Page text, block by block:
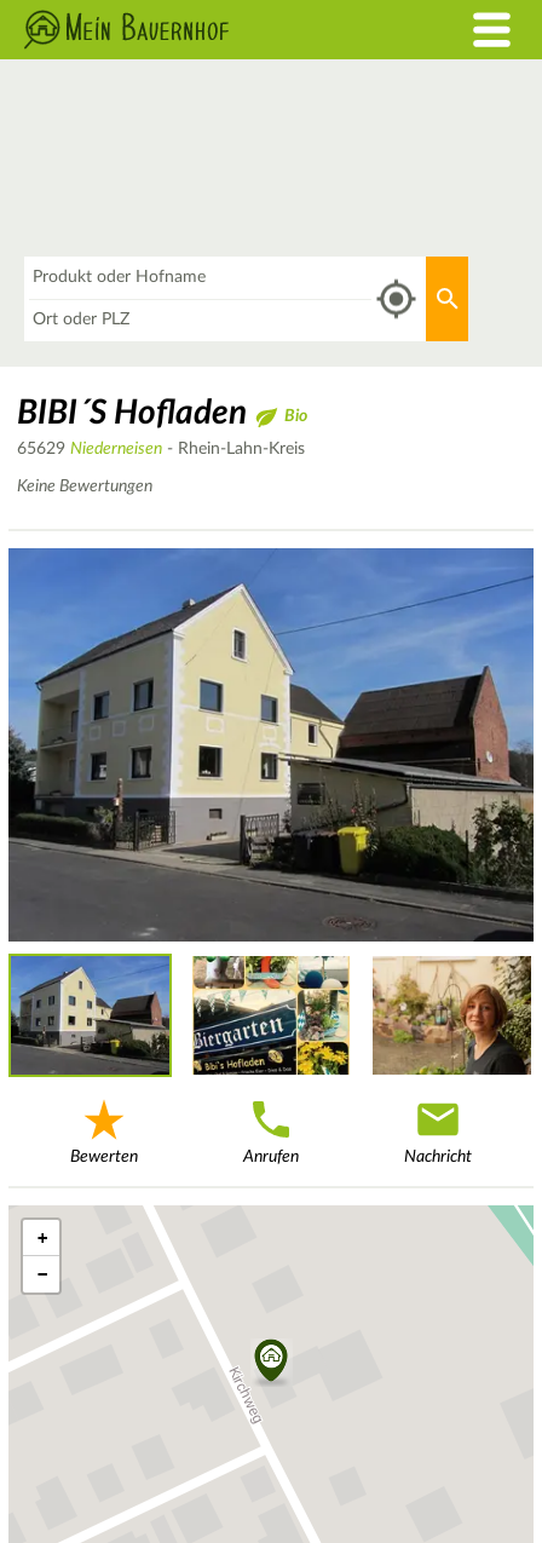
BIBI´S Hofladen
Bio
65629 Niederneisen - Rhein-Lahn-Kreis
Keine Bewertungen
Bewerten Anrufen Nachricht
+
−